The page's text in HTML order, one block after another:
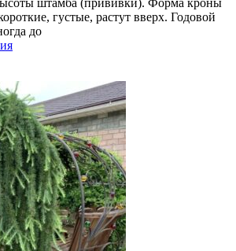
густые, растут вверх. Годовой
до